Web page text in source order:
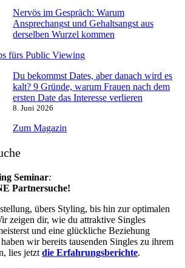
Nervös im Gespräch: Warum
Ansprechangst und Gehaltsangst aus
derselben Wurzel kommen
fürs Public Viewing
Du bekommst Dates, aber danach wird es
kalt? 9 Gründe, warum Frauen nach dem
ersten Date das Interesse verlieren
8. Juni 2026
Zum Magazin
Seminar:
Partnersuche!
übers Styling, bis hin zur optimalen
zeigen dir, wie du attraktive Singles
und eine glückliche Beziehung
wir bereits tausenden Singles zu ihrem
lies jetzt die Erfahrungsberichte.